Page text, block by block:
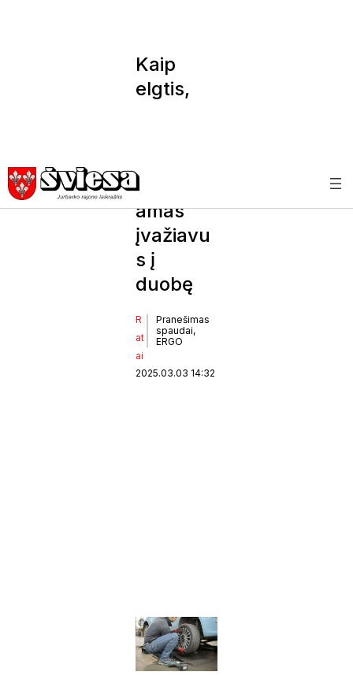
Kaip
elgtis,
sugadin
amas
įvažiavu
s į
duobę
R
at
ai
Pranešimas
spaudai,
ERGO
2025.03.03 14:32